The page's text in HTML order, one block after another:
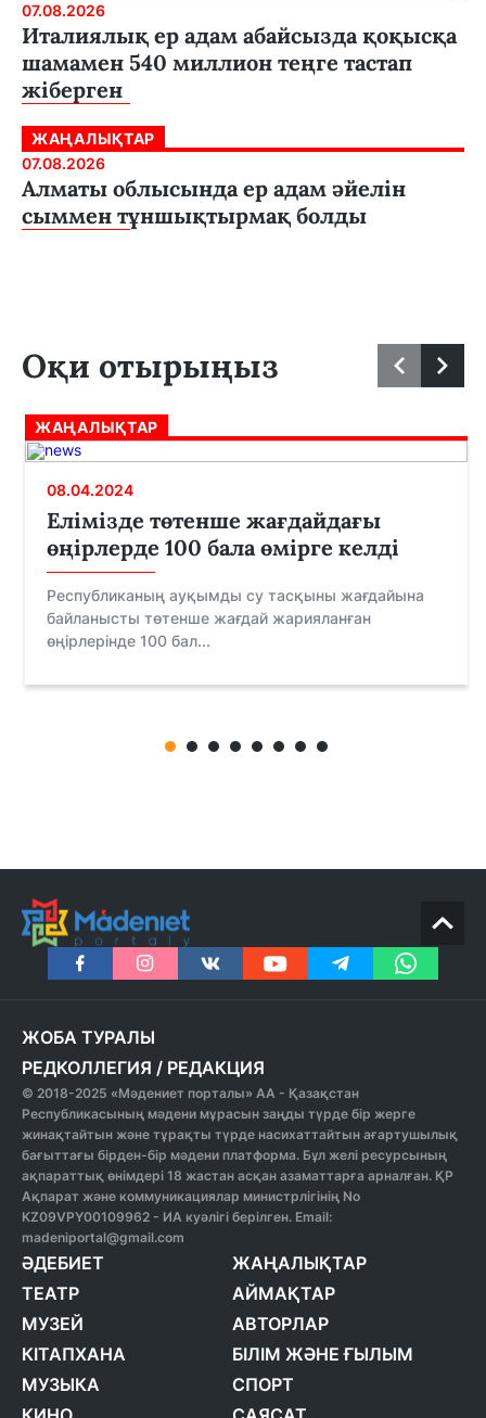
07.08.2026
Италиялық ер адам абайсызда қоқысқа
шамамен 540 миллион теңге тастап
жіберген
ЖАҢАЛЫҚТАР
07.08.2026
Алматы облысында ер адам әйелін
сыммен тұншықтырмақ болды
Оқи отырыңыз
ЖАҢАЛЫҚТАР
08.04.2024
Елімізде төтенше жағдайдағы
өңірлерде 100 бала өмірге келді
Республиканың ауқымды су тасқыны жағдайына
байланысты төтенше жағдай жарияланған
өңірлерінде 100 бал...
ЖОБА ТУРАЛЫ
РЕДКОЛЛЕГИЯ / РЕДАКЦИЯ
© 2018-2025 «Мәдениет порталы» АА - Қазақстан
Республикасының мәдени мұрасын заңды түрде бір жерге
жинақтайтын және тұрақты түрде насихаттайтын ағартушылық
бағыттағы бірден-бір мәдени платформа. Бұл желі ресурсының
ақпараттық өнімдері 18 жастан асқан азаматтарға арналған. ҚР
Ақпарат және коммуникациялар министрлігінің No
KZ09VPY00109962 - ИА куәлігі берілген. Email:
madeniportal@gmail.com
ӘДЕБИЕТ
ТЕАТР
МУЗЕЙ
КІТАПХАНА
МУЗЫКА
ЖАҢАЛЫҚТАР
АЙМАҚТАР
АВТОРЛАР
БІЛІМ ЖӘНЕ ҒЫЛЫМ
СПОРТ